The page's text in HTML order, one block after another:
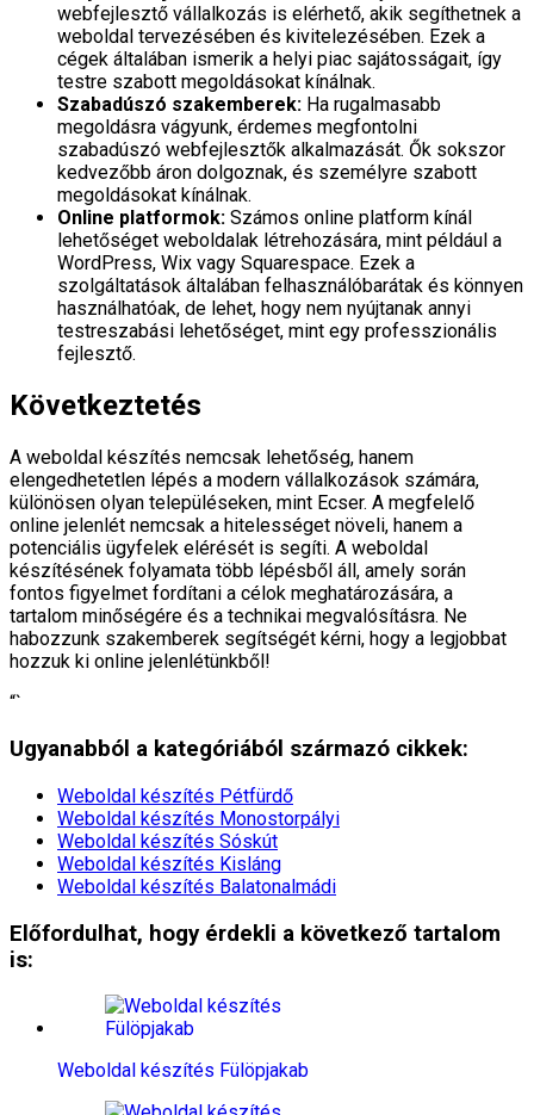
webfejlesztő vállalkozás is elérhető, akik segíthetnek a
weboldal tervezésében és kivitelezésében. Ezek a
cégek általában ismerik a helyi piac sajátosságait, így
testre szabott megoldásokat kínálnak.
Szabadúszó szakemberek: Ha rugalmasabb
megoldásra vágyunk, érdemes megfontolni
szabadúszó webfejlesztők alkalmazását. Ők sokszor
kedvezőbb áron dolgoznak, és személyre szabott
megoldásokat kínálnak.
Online platformok: Számos online platform kínál
lehetőséget weboldalak létrehozására, mint például a
WordPress, Wix vagy Squarespace. Ezek a
szolgáltatások általában felhasználóbarátak és könnyen
használhatóak, de lehet, hogy nem nyújtanak annyi
testreszabási lehetőséget, mint egy professzionális
fejlesztő.
Következtetés
A weboldal készítés nemcsak lehetőség, hanem
elengedhetetlen lépés a modern vállalkozások számára,
különösen olyan településeken, mint Ecser. A megfelelő
online jelenlét nemcsak a hitelességet növeli, hanem a
potenciális ügyfelek elérését is segíti. A weboldal
készítésének folyamata több lépésből áll, amely során
fontos figyelmet fordítani a célok meghatározására, a
tartalom minőségére és a technikai megvalósításra. Ne
habozzunk szakemberek segítségét kérni, hogy a legjobbat
hozzuk ki online jelenlétünkből!
“`
Ugyanabból a kategóriából származó cikkek:
Weboldal készítés​ Pétfürdő
Weboldal készítés​ Monostorpályi
Weboldal készítés​ Sóskút
Weboldal készítés​ Kisláng
Weboldal készítés​ Balatonalmádi
Előfordulhat, hogy érdekli a következő tartalom
is:
Weboldal készítés​ Fülöpjakab